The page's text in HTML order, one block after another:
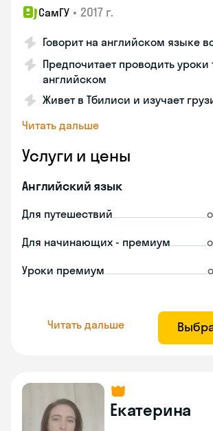
СамГУ • 2017 г.
Говорит на английском языке
Предпочитает проводить уроки
английском
Живет в Тбилиси и изучает
Читать дальше
Услуги и цены
Английский язык
Для путешествий
Для начинающих - премиум
Уроки премиум
Читать дальше
Екатерина